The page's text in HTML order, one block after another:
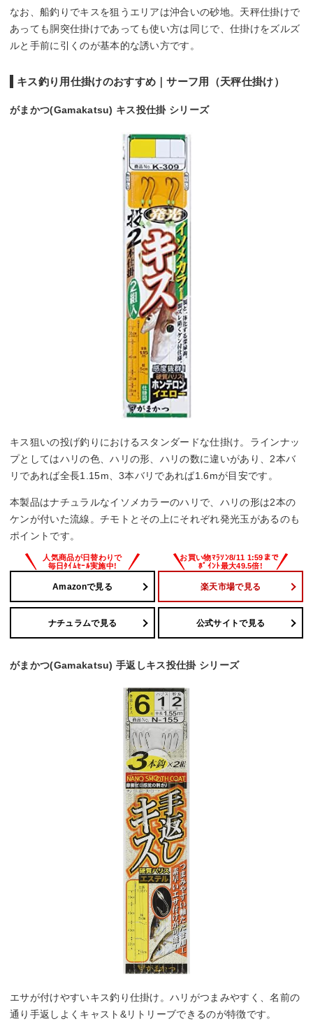
なお、船釣りでキスを狙うエリアは沖合いの砂地。天秤仕掛けで
あっても胴突仕掛けであっても使い方は同じで、仕掛けをズルズ
ルと手前に引くのが基本的な誘い方です。
キス釣り用仕掛けのおすすめ｜サーフ用（天秤仕掛け）
がまかつ(Gamakatsu) キス投仕掛 シリーズ
キス狙いの投げ釣りにおけるスタンダードな仕掛け。ラインナッ
プとしてはハリの色、ハリの形、ハリの数に違いがあり、2本バ
リであれば全長1.15m、3本バリであれば1.6mが目安です。
本製品はナチュラルなイソメカラーのハリで、ハリの形は2本の
ケンが付いた流線。チモトとその上にそれぞれ発光玉があるのも
ポイントです。
Amazonで見る 楽天市場で見る
ナチュラムで見る 公式サイトで見る
がまかつ(Gamakatsu) 手返しキス投仕掛 シリーズ
エサが付けやすいキス釣り仕掛け。ハリがつまみやすく、名前の
通り手返しよくキャスト&リトリーブできるのが特徴です。